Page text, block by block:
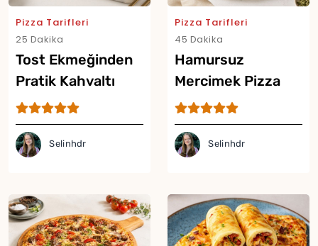
Pizza Tarifleri
25 Dakika
Tost Ekmeğinden
Pratik Kahvaltı
Pizzası Tarifi
Selinhdr
Pizza Tarifleri
45 Dakika
Hamursuz
Mercimek Pizza
Tarifi
Selinhdr